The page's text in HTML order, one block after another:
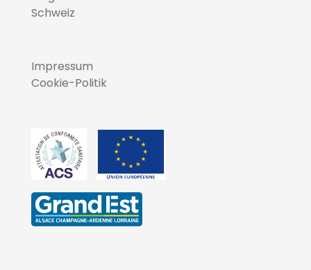
Schweiz
Impressum
Cookie-Politik